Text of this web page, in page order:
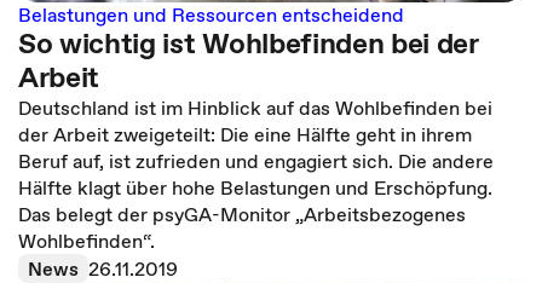
Belastungen und Ressourcen entscheidend
So wichtig ist Wohlbefinden bei der
Arbeit
Deutschland ist im Hinblick auf das Wohlbefinden bei
der Arbeit zweigeteilt: Die eine Hälfte geht in ihrem
Beruf auf, ist zufrieden und engagiert sich. Die andere
Hälfte klagt über hohe Belastungen und Erschöpfung.
Das belegt der psyGA-Monitor „Arbeitsbezogenes
Wohlbefinden“.
News 26.11.2019